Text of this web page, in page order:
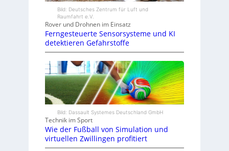
Bild: Deutsches Zentrum für Luft und
Raumfahrt e.V.
Rover und Drohnen im Einsatz
Ferngesteuerte Sensorsysteme und KI
detektieren Gefahrstoffe
Bild: Dassault Systemes Deutschland GmbH
Technik im Sport
Wie der Fußball von Simulation und
virtuellen Zwillingen profitiert